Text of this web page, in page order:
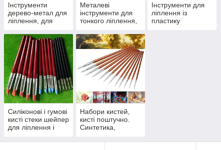
Інструменти
дерево-метал для
ліплення, для
дереву,для воску і
пластиліну
Металеві
інструменти для
тонкого ліплення,
скульптури
Інструменти для
ліплення із
пластику
Силіконові і гумові
кисті стеки шейпер
для ліплення і
робіт
Набори кистей,
кисті поштучно.
Синтетика,